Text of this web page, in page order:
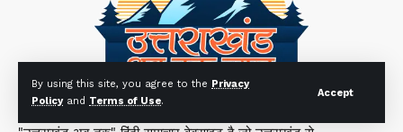
By using this site, you agree to the Privacy
Policyand Terms of Use.
Accept